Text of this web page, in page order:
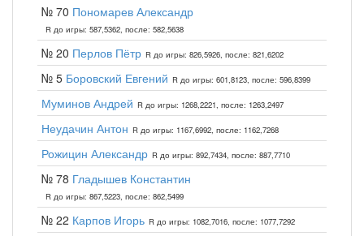
№ 70 Пономарев Александр
R до игры: 587,5362, после: 582,5638
№ 20 Перлов Пётр R до игры: 826,5926, после: 821,6202
№ 5 Боровский Евгений R до игры: 601,8123, после: 596,8399
Муминов Андрей R до игры: 1268,2221, после: 1263,2497
Неудачин Антон R до игры: 1167,6992, после: 1162,7268
Рожицин Александр R до игры: 892,7434, после: 887,7710
№ 78 Гладышев Константин
R до игры: 867,5223, после: 862,5499
№ 22 Карпов Игорь R до игры: 1082,7016, после: 1077,7292